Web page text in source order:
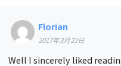
Florian
2017年3月22日
Well I sincerely liked